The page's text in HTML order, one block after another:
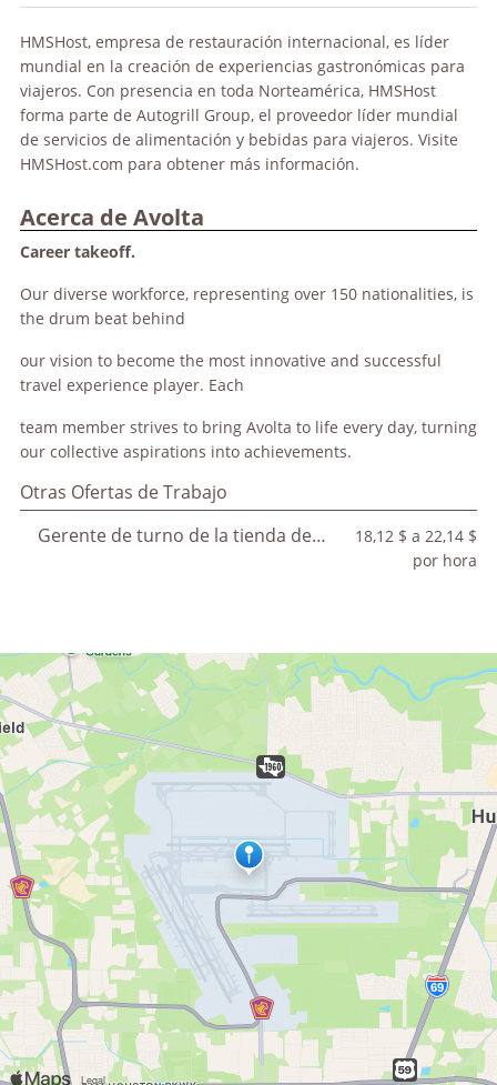
HMSHost, empresa de restauración internacional, es líder
mundial en la creación de experiencias gastronómicas para
viajeros. Con presencia en toda Norteamérica, HMSHost
forma parte de Autogrill Group, el proveedor líder mundial
de servicios de alimentación y bebidas para viajeros. Visite
HMSHost.com para obtener más información.
Acerca de Avolta
Career takeoff.
Our diverse workforce, representing over 150 nationalities, is
the drum beat behind
our vision to become the most innovative and successful
travel experience player. Each
team member strives to bring Avolta to life every day, turning
our collective aspirations into achievements.
Otras Ofertas de Trabajo
Gerente de turno de la tienda de comestibles
18,12 $ a 22,14 $
por hora